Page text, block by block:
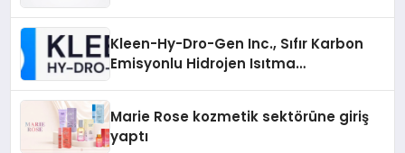
Kleen-Hy-Dro-Gen Inc., Sıfır Karbon
Emisyonlu Hidrojen Isıtma
Marie Rose kozmetik sektörüne giriş
yaptı